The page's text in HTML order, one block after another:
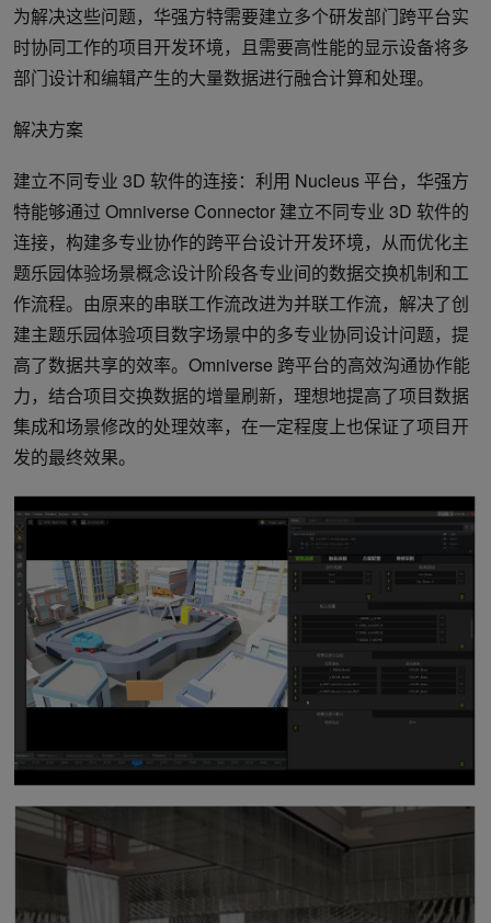
为解决这些问题，华强方特需要建立多个研发部门跨平台实
时协同工作的项目开发环境，且需要高性能的显示设备将多
部门设计和编辑产生的大量数据进行融合计算和处理。
解决方案
建立不同专业 3D 软件的连接：利用 Nucleus 平台，华强方
特能够通过 Omniverse Connector 建立不同专业 3D 软件的
连接，构建多专业协作的跨平台设计开发环境，从而优化主
题乐园体验场景概念设计阶段各专业间的数据交换机制和工
作流程。由原来的串联工作流改进为并联工作流，解决了创
建主题乐园体验项目数字场景中的多专业协同设计问题，提
高了数据共享的效率。Omniverse 跨平台的高效沟通协作能
力，结合项目交换数据的增量刷新，理想地提高了项目数据
集成和场景修改的处理效率，在一定程度上也保证了项目开
发的最终效果。